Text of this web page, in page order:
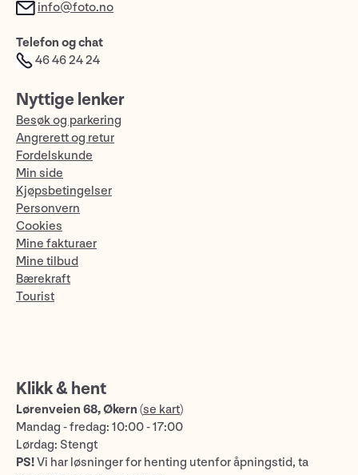
info@foto.no
Telefon og chat
46 46 24 24
Nyttige lenker
Besøk og parkering
Angrerett og retur
Fordelskunde
Min side
Kjøpsbetingelser
Personvern
Cookies
Mine fakturaer
Mine tilbud
Bærekraft
Tourist
Klikk & hent
Lørenveien 68, Økern (se kart)
Mandag - fredag: 10:00 - 17:00
Lørdag: Stengt
PS!Vi har løsninger for henting utenfor åpningstid, ta